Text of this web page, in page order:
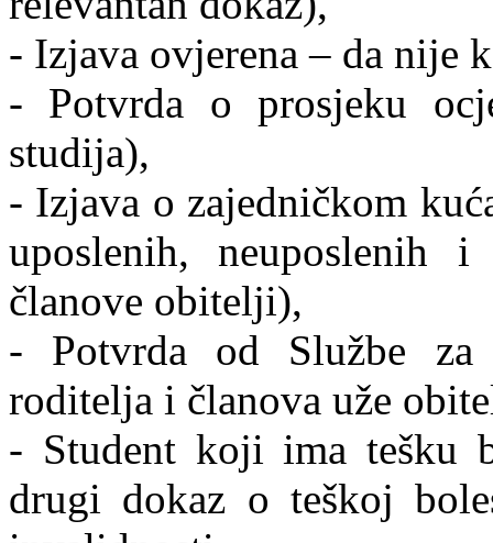
- Izjava ovjerena – da nije
- Potvrda o prosjeku
studija),
- Izjava o zajedničkom
uposlenih, neuposlenih
članove obitelji),
- Potvrda od Službe za
roditelja i članova uže
- Student koji ima tešku
drugi dokaz o teškoj